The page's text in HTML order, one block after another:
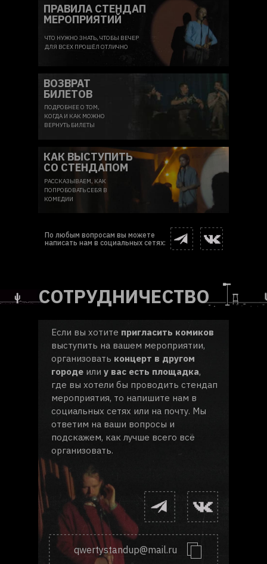
По любым вопросам вы можете
написать нам в социальных сетях:
РАССКАЗЫВАЕМ, КАК
ПОПРОБОВАТЬ СЕБЯ В
КОМЕДИИ
КАК ВЫСТУПИТЬ
СО СТЕНДАПОМ
ПОДРОБНЕЕ О ТОМ,
КОГДА И КАК МОЖНО
ВЕРНУТЬ БИЛЕТЫ
ВОЗВРАТ
БИЛЕТОВ
ЧТО НУЖНО ЗНАТЬ, ЧТОБЫ ВЕЧЕР
ДЛЯ ВСЕХ ПРОШЁЛ ОТЛИЧНО
ПРАВИЛА СТЕНДАП
МЕРОПРИЯТИЙ
СОТРУДНИЧЕСТВО
qwertystandup@mail.ru
Если вы хотите пригласить комиков
выступить на вашем мероприятии,
организовать концерт в другом
городеили у вас есть площадка,
где вы хотели бы проводить стендап
мероприятия, то напишите нам в
социальных сетях или на почту. Мы
ответим на ваши вопросы и
подскажем, как лучше всего всё
организовать.